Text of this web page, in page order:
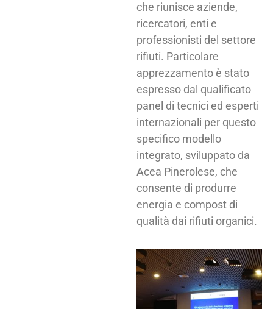
che riunisce aziende,
ricercatori, enti e
professionisti del settore
rifiuti. Particolare
apprezzamento è stato
espresso dal qualificato
panel di tecnici ed esperti
internazionali per questo
specifico modello
integrato, sviluppato da
Acea Pinerolese, che
consente di produrre
energia e compost di
qualità dai rifiuti organici.